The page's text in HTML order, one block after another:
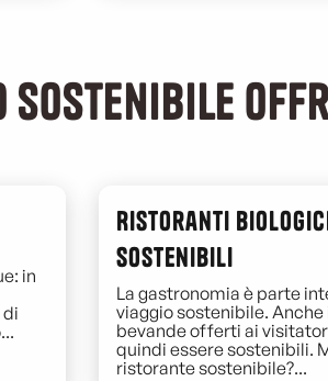
sostenibile
in
Ristoranti
sostenibili
La gastronomia è parte
viaggio sostenibile. Anche
bevande offerti ai
quindi essere sostenibili.
ristorante sostenibile?...